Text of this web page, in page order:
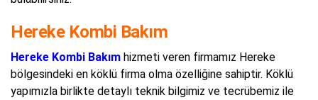
Hereke Kombi Bakım
Hereke Kombi Bakım hizmeti veren firmamız Hereke
bölgesindeki en köklü firma olma özelliğine sahiptir. Köklü
yapımızla birlikte detaylı teknik bilgimiz ve tecrübemiz ile